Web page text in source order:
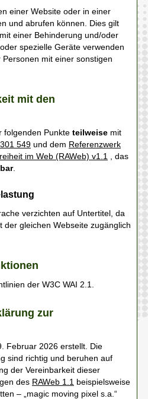
einer Website oder in einer
und abrufen können. Dies gilt
einer Behinderung und/oder
spezielle Geräte verwenden
mit einer sonstigen
mit den
folgenden Punkte teilweise mit
549 und dem Referenzwerk
im Web (RAWeb) v1.1
, das
.
verzichten auf Untertitel, da
der gleichen Webseite zugänglich
der W3C WAI 2.1.
zur
Februar 2026 erstellt. Die
sind richtig und beruhen auf
der Vereinbarkeit dieser
des RAWeb 1.1 beispielsweise
– „magic moving pixel s.a.“